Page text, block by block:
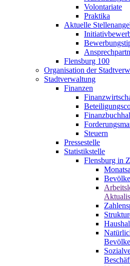
Volontariate
Praktika
Aktuelle
Flensburg 100
Organisation der
Stadtverwaltung
Finanzen
Steuern
Pressestelle
Statistikstelle
Flensburg in